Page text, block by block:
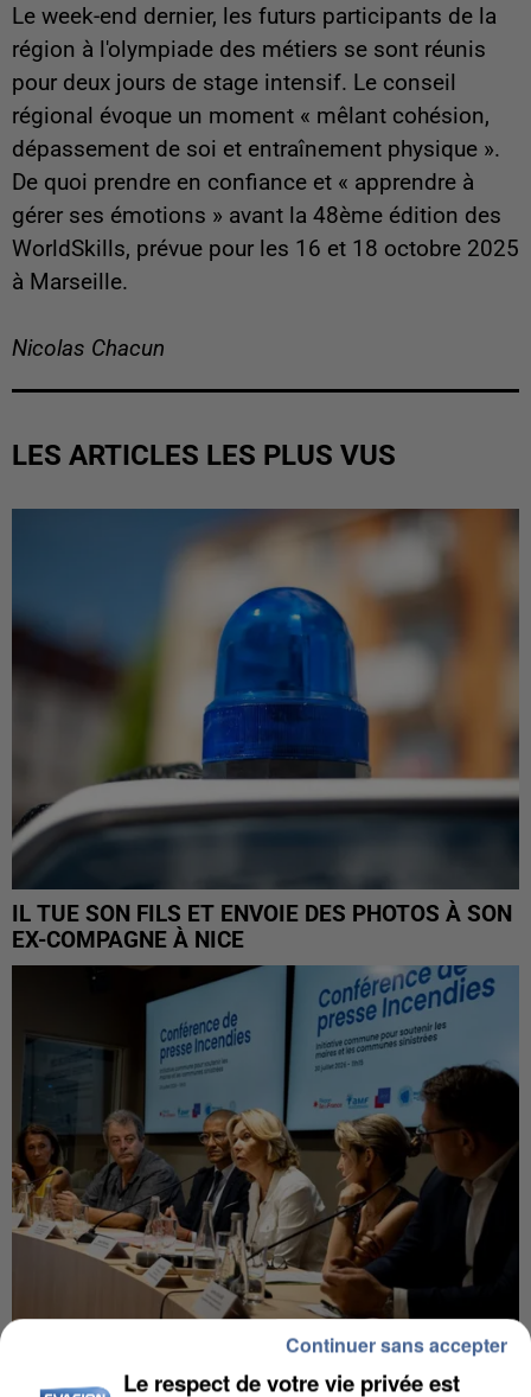
Le week-end dernier, les futurs participants de la
région à l'olympiade des métiers se sont réunis
pour deux jours de stage intensif. Le conseil
régional évoque un moment « mêlant cohésion,
dépassement de soi et entraînement physique ».
De quoi prendre en confiance et « apprendre à
gérer ses émotions » avant la 48ème édition des
WorldSkills, prévue pour les 16 et 18 octobre 2025
à Marseille.
Nicolas Chacun
LES ARTICLES LES PLUS VUS
IL TUE SON FILS ET ENVOIE DES PHOTOS À SON
EX-COMPAGNE À NICE
INCENDIES : L’ÎLE-DE-FRANCE LANCE UN ÉLAN
Le respect de votre vie privée est
Continuer sans accepter